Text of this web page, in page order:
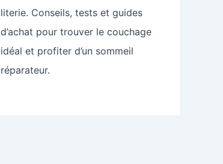
literie. Conseils, tests et guides
d’achat pour trouver le couchage
idéal et profiter d’un sommeil
réparateur.